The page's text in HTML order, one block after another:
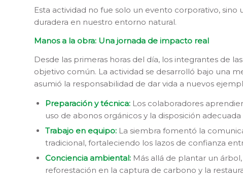
Esta actividad no fue solo un evento corporativo,
duradera en nuestro entorno natural.
Manos a la obra: Una jornada de impacto real
Desde las primeras horas del día, los integrantes de
objetivo común. La actividad se desarrolló bajo una
asumió la responsabilidad de dar vida a nuevos
Preparación y técnica: Los colaboradores
uso de abonos orgánicos y la disposición
Trabajo en equipo: La siembra fomentó la
tradicional, fortaleciendo los lazos de confianza
Conciencia ambiental: Más allá de plantar un
reforestación en la captura de carbono y la